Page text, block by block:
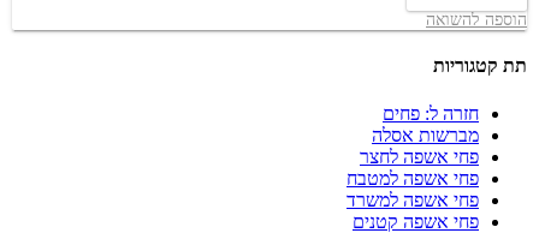
הוספה להשואה
תת קטגוריות
חזרה ל: פחים
מברשות אסלה
פחי אשפה לחצר
פחי אשפה למטבח
פחי אשפה למשרד
פחי אשפה קטנים